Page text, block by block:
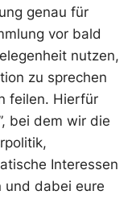
genau für
vor bald
nutzen,
zu sprechen
feilen. Hierfür
bei dem wir die
Interessen
und dabei eure